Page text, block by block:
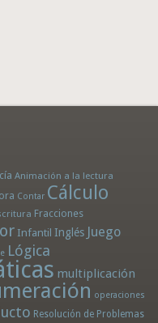
Animación a la lectura
Contar Cálculo
Fracciones
Infantil Inglés Juego
Lógica
multiplicación
operaciones
Resolución de Problemas